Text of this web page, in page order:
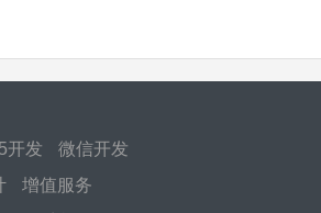
开发 微信开发
增值服务